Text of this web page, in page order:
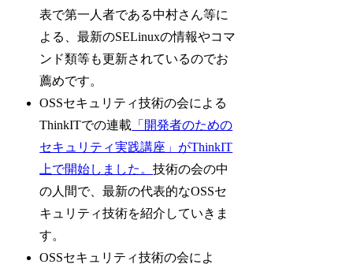
表で第一人者である中村さん等に
よる、最新のSELinuxの情報やコマ
ンド類等も更新されているのでお
薦めです。
OSSセキュリティ技術の会による
ThinkITでの連載 「開発者のための
セキュリティ実践講座」がThinkIT
上で開始しました。技術の会の中
の人間で、最新の代表的なOSSセ
キュリティ技術を紹介していきま
す。
OSSセキュリティ技術の会によ